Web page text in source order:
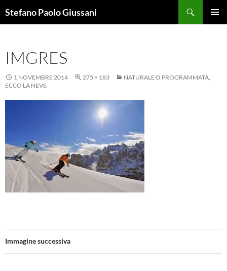
alStefano Paolo Giussani
IMGRES
1 NOVEMBRE 2014 275 × 183
NATURALE O PROGRAMMATA,
ECCO LA NEVE
Immagine successiva